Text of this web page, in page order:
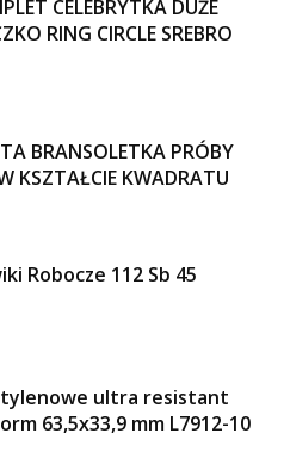
CELEBRYTKA DUŻE
RING CIRCLE SREBRO
BRANSOLETKA PRÓBY
KSZTAŁCIE KWADRATU
Robocze 112 Sb 45
ultra resistant
63,5x33,9 mm L7912-10